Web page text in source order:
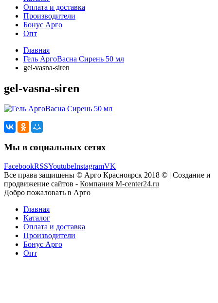
Оплата и доставка
Производители
Бонус Арго
Опт
Главная
Гель АргоВасна Сирень 50 мл
gel-vasna-siren
gel-vasna-siren
Мы в социальных сетях
FacebookRSSYoutubeInstagramVK
Все права защищены © Арго Красноярск 2018 © | Создание и
продвижение сайтов - Компания M-center24.ru
Добро пожаловать в Арго
Главная
Каталог
Оплата и доставка
Производители
Бонус Арго
Опт